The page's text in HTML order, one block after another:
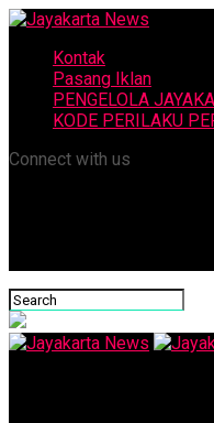
Kontak
Pasang Iklan
PENGELOLA
KODE PERILAKU
Connect with us